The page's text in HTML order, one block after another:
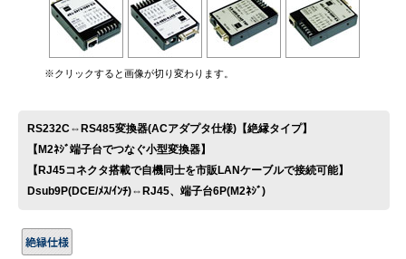
※クリックすると画像が切り変わります。
RS232C⇔RS485変換器(ACアダプタ仕様)【絶縁タイプ】
【M2ﾈｼﾞ端子台でつなぐ小型変換器】
【RJ45コネクタ搭載で自機同士を市販LANケーブルで接続可能】
Dsub9P(DCE/ﾒｽ/ｲﾝﾁ)⇔RJ45、端子台6P(M2ﾈｼﾞ)